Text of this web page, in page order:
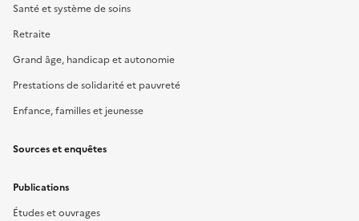
Santé et système de soins
Retraite
Grand âge, handicap et autonomie
Prestations de solidarité et pauvreté
Enfance, familles et jeunesse
Sources et enquêtes
Publications
Études et ouvrages